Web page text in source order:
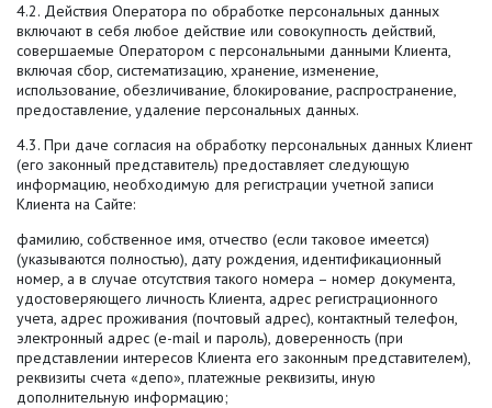
4.2. Действия Оператора по обработке персональных данных
включают в себя любое действие или совокупность действий,
совершаемые Оператором с персональными данными Клиента,
включая сбор, систематизацию, хранение, изменение,
использование, обезличивание, блокирование, распространение,
предоставление, удаление персональных данных.
4.3. При даче согласия на обработку персональных данных Клиент
(его законный представитель) предоставляет следующую
информацию, необходимую для регистрации учетной записи
Клиента на Сайте:
фамилию, собственное имя, отчество (если таковое имеется)
(указываются полностью), дату рождения, идентификационный
номер, а в случае отсутствия такого номера – номер документа,
удостоверяющего личность Клиента, адрес регистрационного
учета, адрес проживания (почтовый адрес), контактный телефон,
электронный адрес (e-mail и пароль), доверенность (при
представлении интересов Клиента его законным представителем),
реквизиты счета «депо», платежные реквизиты, иную
дополнительную информацию;